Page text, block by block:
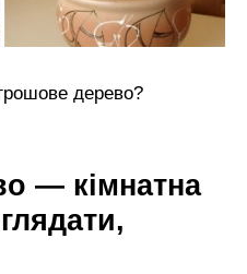
дерево?
— кімнатна